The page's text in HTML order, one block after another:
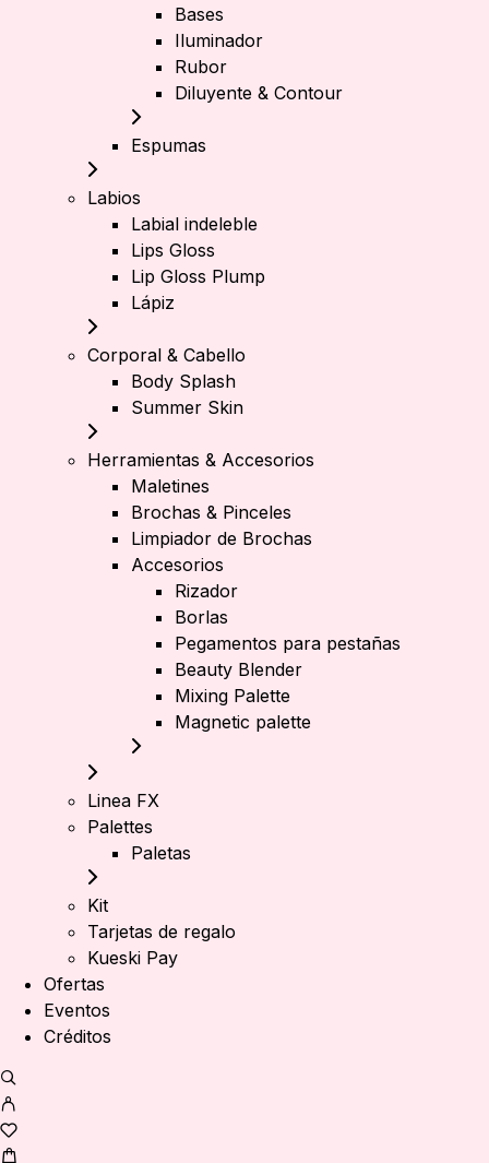
Bases
Iluminador
Rubor
Diluyente & Contour
Espumas
Labios
Labial indeleble
Lips Gloss
Lip Gloss Plump
Lápiz
Corporal & Cabello
Body Splash
Summer Skin
Herramientas & Accesorios
Maletines
Brochas & Pinceles
Limpiador de Brochas
Accesorios
Rizador
Borlas
Pegamentos para pestañas
Beauty Blender
Mixing Palette
Magnetic palette
Linea FX
Palettes
Paletas
Kit
Tarjetas de regalo
Kueski Pay
Ofertas
Eventos
Créditos